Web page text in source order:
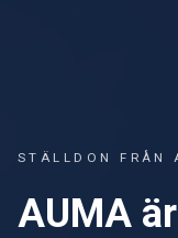
STÄLLDON FRÅN
AUMA